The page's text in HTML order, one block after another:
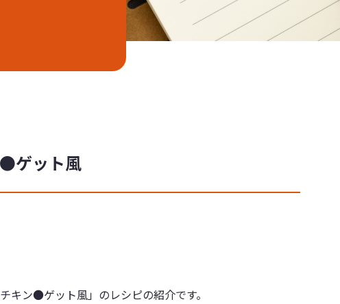
ゲット風
キン●ゲット風」のレシピの紹介です。